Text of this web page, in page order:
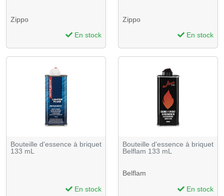
Zippo
En stock
Zippo
En stock
Bouteille d'essence à briquet
133 mL
En stock
Bouteille d'essence à briquet
Belflam 133 mL
Belflam
En stock